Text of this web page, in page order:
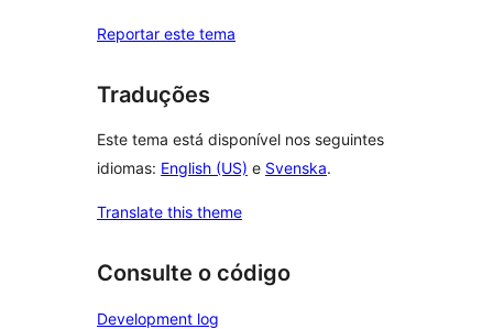
Reportar este tema
Traduções
Este tema está disponível nos seguintes
idiomas: English (US) e Svenska.
Translate this theme
Consulte o código
Development log